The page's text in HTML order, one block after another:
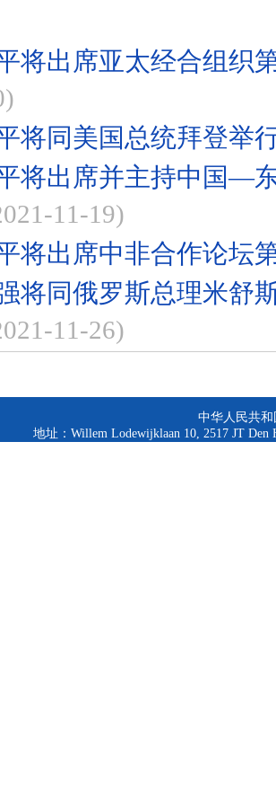
将出席亚太经合组织
将同美国总统拜登举
将出席并主持中国—
11-19)
将出席中非合作论坛
将同俄罗斯总理米舒
11-26)
中华人民共
地址：Willem Lodewijklaan 10, 2517 JT Den